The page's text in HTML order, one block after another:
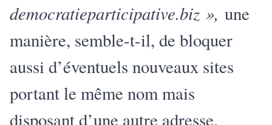
democratieparticipative.biz », une
manière, semble-t-il, de bloquer
aussi d’éventuels nouveaux sites
portant le même nom mais
disposant d’une autre adresse.